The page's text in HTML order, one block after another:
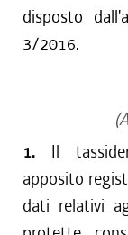
disposto
3/2016.
1. Il
apposito
dati relativi